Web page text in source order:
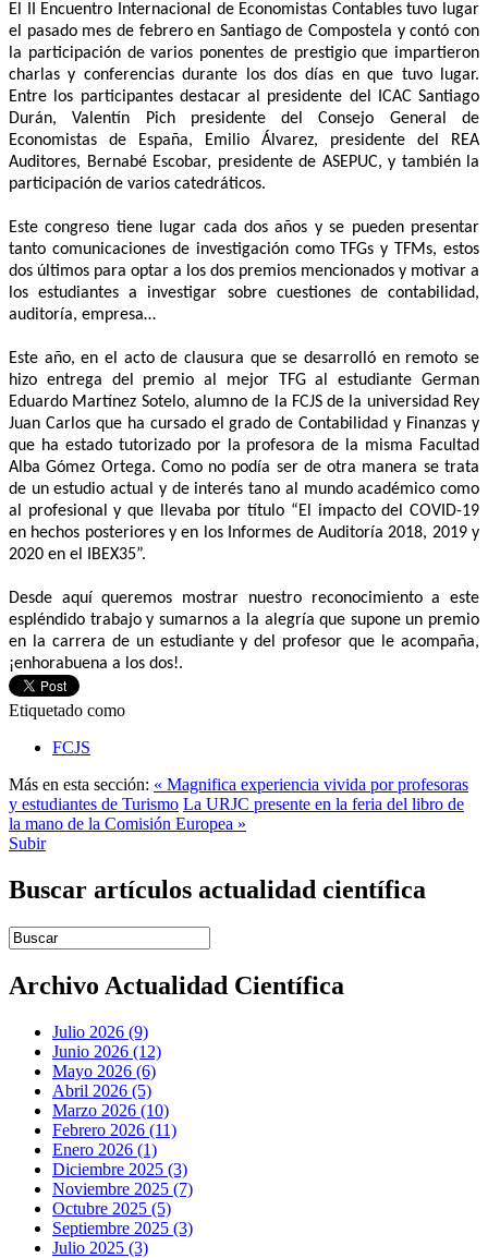
El II Encuentro Internacional de Economistas Contables tuvo lugar
el pasado mes de febrero en Santiago de Compostela y contó con
la participación de varios ponentes de prestigio que impartieron
charlas y conferencias durante los dos días en que tuvo lugar.
Entre los participantes destacar al presidente del ICAC Santiago
Durán, Valentín Pich presidente del Consejo General de
Economistas de España, Emilio Álvarez, presidente del REA
Auditores, Bernabé Escobar, presidente de ASEPUC, y también la
participación de varios catedráticos.
Este congreso tiene lugar cada dos años y se pueden presentar
tanto comunicaciones de investigación como TFGs y TFMs, estos
dos últimos para optar a los dos premios mencionados y motivar a
los estudiantes a investigar sobre cuestiones de contabilidad,
auditoría, empresa…
Este año, en el acto de clausura que se desarrolló en remoto se
hizo entrega del premio al mejor TFG al estudiante German
Eduardo Martínez Sotelo, alumno de la FCJS de la universidad Rey
Juan Carlos que ha cursado el grado de Contabilidad y Finanzas y
que ha estado tutorizado por la profesora de la misma Facultad
Alba Gómez Ortega. Como no podía ser de otra manera se trata
de un estudio actual y de interés tano al mundo académico como
al profesional y que llevaba por título “El impacto del COVID-19
en hechos posteriores y en los Informes de Auditoría 2018, 2019 y
2020 en el IBEX35”.
Desde aquí queremos mostrar nuestro reconocimiento a este
espléndido trabajo y sumarnos a la alegría que supone un premio
en la carrera de un estudiante y del profesor que le acompaña,
¡enhorabuena a los dos!.
Etiquetado como
FCJS
Más en esta sección: « Magnifica experiencia vivida por profesoras
y estudiantes de Turismo La URJC presente en la feria del libro de
la mano de la Comisión Europea »
Subir
Buscar artículos actualidad científica
Introduce términos de búsqueda
Archivo Actualidad Científica
Julio 2026 (9)
Junio 2026 (12)
Mayo 2026 (6)
Abril 2026 (5)
Marzo 2026 (10)
Febrero 2026 (11)
Enero 2026 (1)
Diciembre 2025 (3)
Noviembre 2025 (7)
Octubre 2025 (5)
Septiembre 2025 (3)
Julio 2025 (3)